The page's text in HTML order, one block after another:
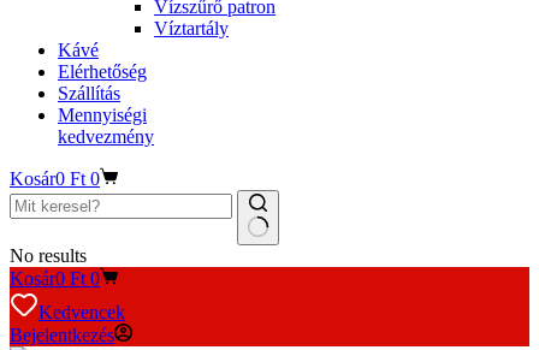
Vízszűrő patron
Víztartály
Kávé
Elérhetőség
Szállítás
Mennyiségi
kedvezmény
Kosár0 Ft 0
No results
Kosár0 Ft 0
Kedvencek
Bejelentkezés